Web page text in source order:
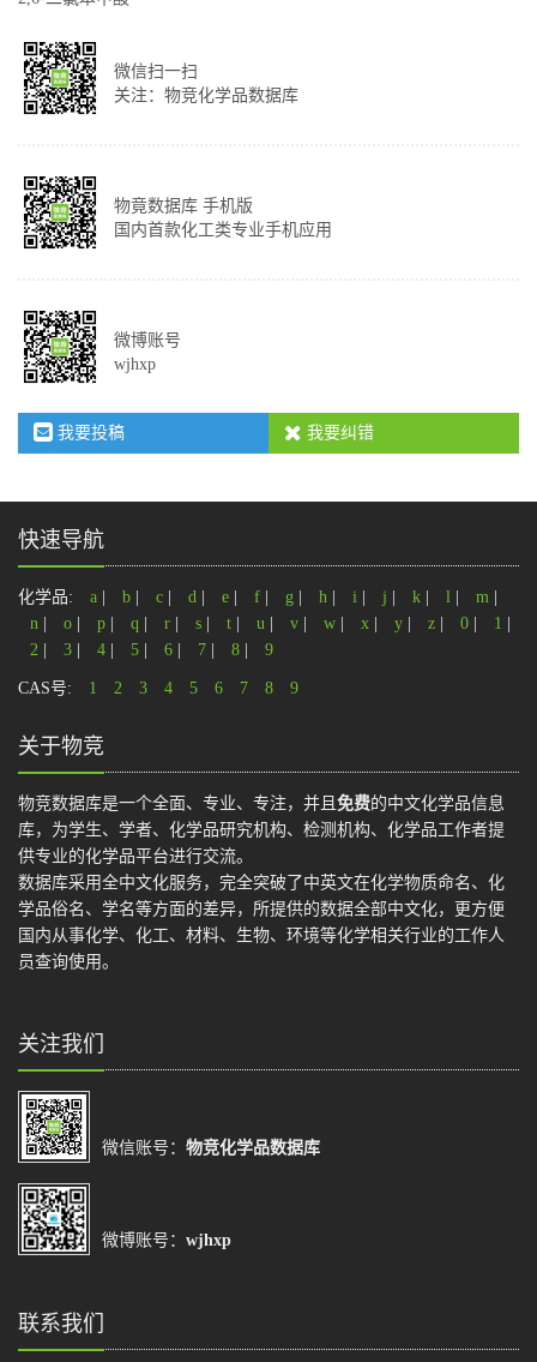
微信扫一扫
关注：物竞化学品数据库
物竟数据库 手机版
国内首款化工类专业手机应用
微博账号
wjhxp
我要投稿 我要纠错
快速导航
化学品: a b c d e f g h i j k l m
n
o p q r s t u v w x y z 0 1
2
3 4 5 6 7 8 9
CAS号: 1 2 3 4 5 6 7 8 9
关于物竞
物竞数据库是一个全面、专业、专注，并且 免费的中文化学品信息
库，为学生、学者、化学品研究机构、检测机构、化学品工作者提
供专业的化学品平台进行交流。
数据库采用全中文化服务，完全突破了中英文在化学物质命名、化
学品俗名、学名等方面的差异，所提供的数据全部中文化，更方便
国内从事化学、化工、材料、生物、环境等化学相关行业的工作人
员查询使用。
关注我们
微信账号： 物竞化学品数据库
微博账号： wjhxp
联系我们